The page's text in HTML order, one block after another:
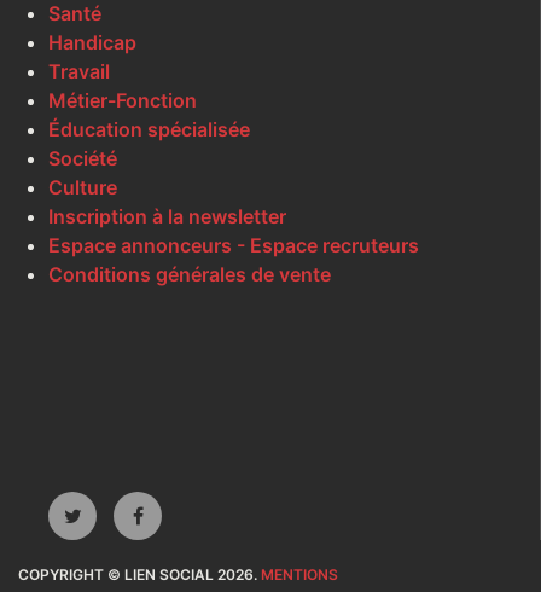
Santé
Handicap
Travail
Métier-Fonction
Éducation spécialisée
Société
Culture
Inscription à la newsletter
Espace annonceurs - Espace recruteurs
Conditions générales de vente
COPYRIGHT © LIEN SOCIAL 2026. MENTIONS